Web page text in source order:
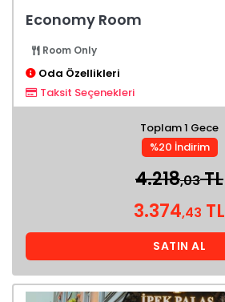
Economy Room
Room Only
Oda Özellikleri
Taksit Seçenekleri
Toplam 1 Gece
%20 İndirim
4.218,03TL
3.374,43 TL
SATIN AL